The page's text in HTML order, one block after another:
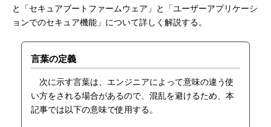
と「セキュアブートファームウェア」と「ユーザーアプリケーシ
ョンでのセキュア機能」について詳しく解説する。
言葉の定義
次に示す言葉は、エンジニアによって意味の違う使
い方をされる場合があるので、混乱を避けるため、本
記事では以下の意味で使用する。